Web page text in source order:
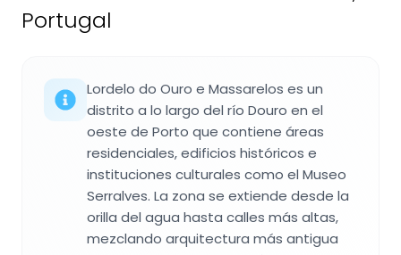
Portugal
Lordelo do Ouro e Massarelos es un
distrito a lo largo del río Douro en el
oeste de Porto que contiene áreas
residenciales, edificios históricos e
instituciones culturales como el Museo
Serralves. La zona se extiende desde la
orilla del agua hasta calles más altas,
mezclando arquitectura más antigua